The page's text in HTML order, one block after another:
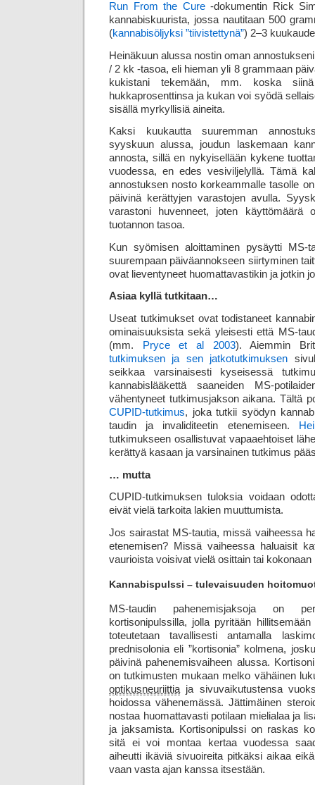
Run From the Cure-dokumentin Rick
kannabiskuurista, jossa nautitaan 500
(kannabisöljyksi ”tiivistettynä”) 2–3
Heinäkuun alussa nostin oman
/ 2 kk -tasoa, eli hieman yli 8 grammaan
kukistani tekemään, mm. koska
hukkaprosenttinsa ja kukan voi syödä
sisällä myrkyllisiä aineita.
Kaksi kuukautta suuremman
syyskuun alussa, joudun laskemaan
annosta, sillä en nykyisellään kykene
vuodessa, en edes vesiviljelyllä. Tämä
annostuksen nosto korkeammalle tasolle
päivinä kerättyjen varastojen avulla.
varastoni huvenneet, joten käyttömäärä
tuotannon tasoa.
Kun syömisen aloittaminen pysäytti MS-
suurempaan päiväannokseen siirtyminen
ovat lieventyneet huomattavastikin ja jotkin
Asiaa kyllä tutkitaan…
Useat tutkimukset ovat todistaneet
ominaisuuksista sekä yleisesti että MS-
(mm.
Pryce et al 2003). Aiemmin
tutkimuksen ja sen jatkotutkimuksen
seikkaa varsinaisesti kyseisessä
kannabislääkettä saaneiden MS-
vähentyneet tutkimusjakson aikana. Tältä
CUPID-tutkimus, joka tutkii syödyn
taudin ja invaliditeetin etenemiseen.
tutkimukseen osallistuvat vapaaehtoiset
kerättyä kasaan ja varsinainen tutkimus
… mutta
CUPID-tutkimuksen tuloksia voidaan
eivät vielä tarkoita lakien muuttumista.
Jos sairastat MS-tautia, missä vaiheessa
etenemisen? Missä vaiheessa haluaisit
vaurioista voisivat vielä osittain tai kokonaan
Kannabispulssi – tulevaisuuden
MS-taudin pahenemisjaksoja on
kortisonipulssilla, jolla pyritään
toteutetaan tavallisesti antamalla
prednisolonia eli ”kortisonia” kolmena,
päivinä pahenemisvaiheen alussa.
on tutkimusten mukaan melko vähäinen
optikus­neuriittia ja sivu­vaikutustensa
hoidossa vähenemässä. Jättimäinen
nostaa huomattavasti potilaan mieli­alaa ja
ja jaksamista. Kortisonipulssi on raskas
sitä ei voi montaa kertaa vuodessa
aiheutti ikäviä sivuoireita pitkäksi aikaa
vaan vasta ajan kanssa itsestään.